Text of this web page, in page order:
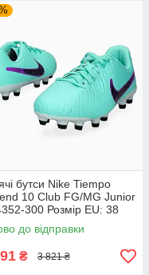
бутси Nike Tiempo
10 Club FG/MG Junior
300 Розмір EU: 38
до відправки
₴ 3 821 ₴